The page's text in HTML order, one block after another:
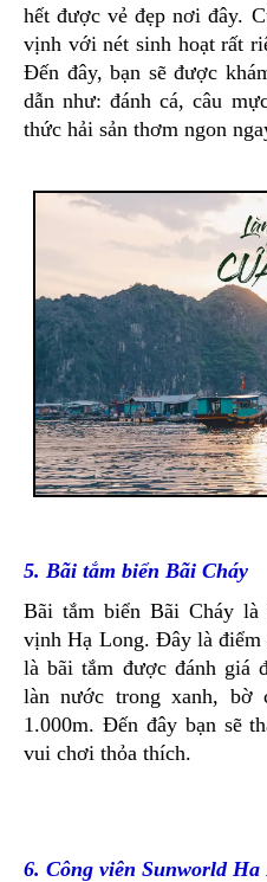
hết được vẻ đẹp nơi đây.
vịnh với nét sinh hoạt rất
Đến đây, bạn sẽ được
dẫn như: đánh cá, câu
thức hải sản thơm ngon
5. Bãi tắm biển Bãi Cháy
Bãi tắm biển Bãi Cháy là
vịnh Hạ Long. Đây là
là bãi tắm được đánh giá
làn nước trong xanh, bờ
1.000m. Đến đây bạn sẽ
vui chơi thỏa thích.
6. Công viên Sunworld Ha